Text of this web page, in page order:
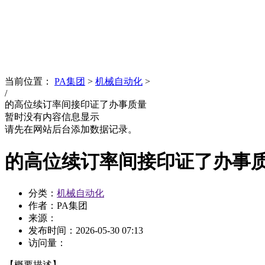
当前位置： PA集团 > 机械自动化 >
/
的高位续订率间接印证了办事质量
暂时没有内容信息显示
请先在网站后台添加数据记录。
的高位续订率间接印证了办事
分类： 机械自动化
作者：PA集团
来源：
发布时间： 2026-05-30 07:13
访问量：